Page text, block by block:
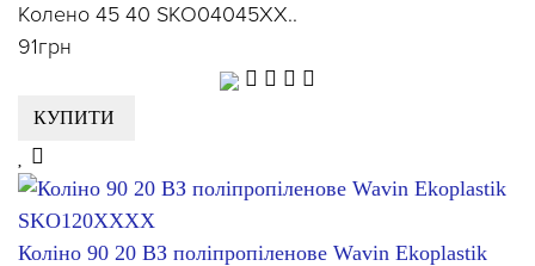
Колено 45 40 SKO04045XX..
91грн
КУПИТИ
Коліно 90 20 ВЗ поліпропіленове Wavin Ekoplastik